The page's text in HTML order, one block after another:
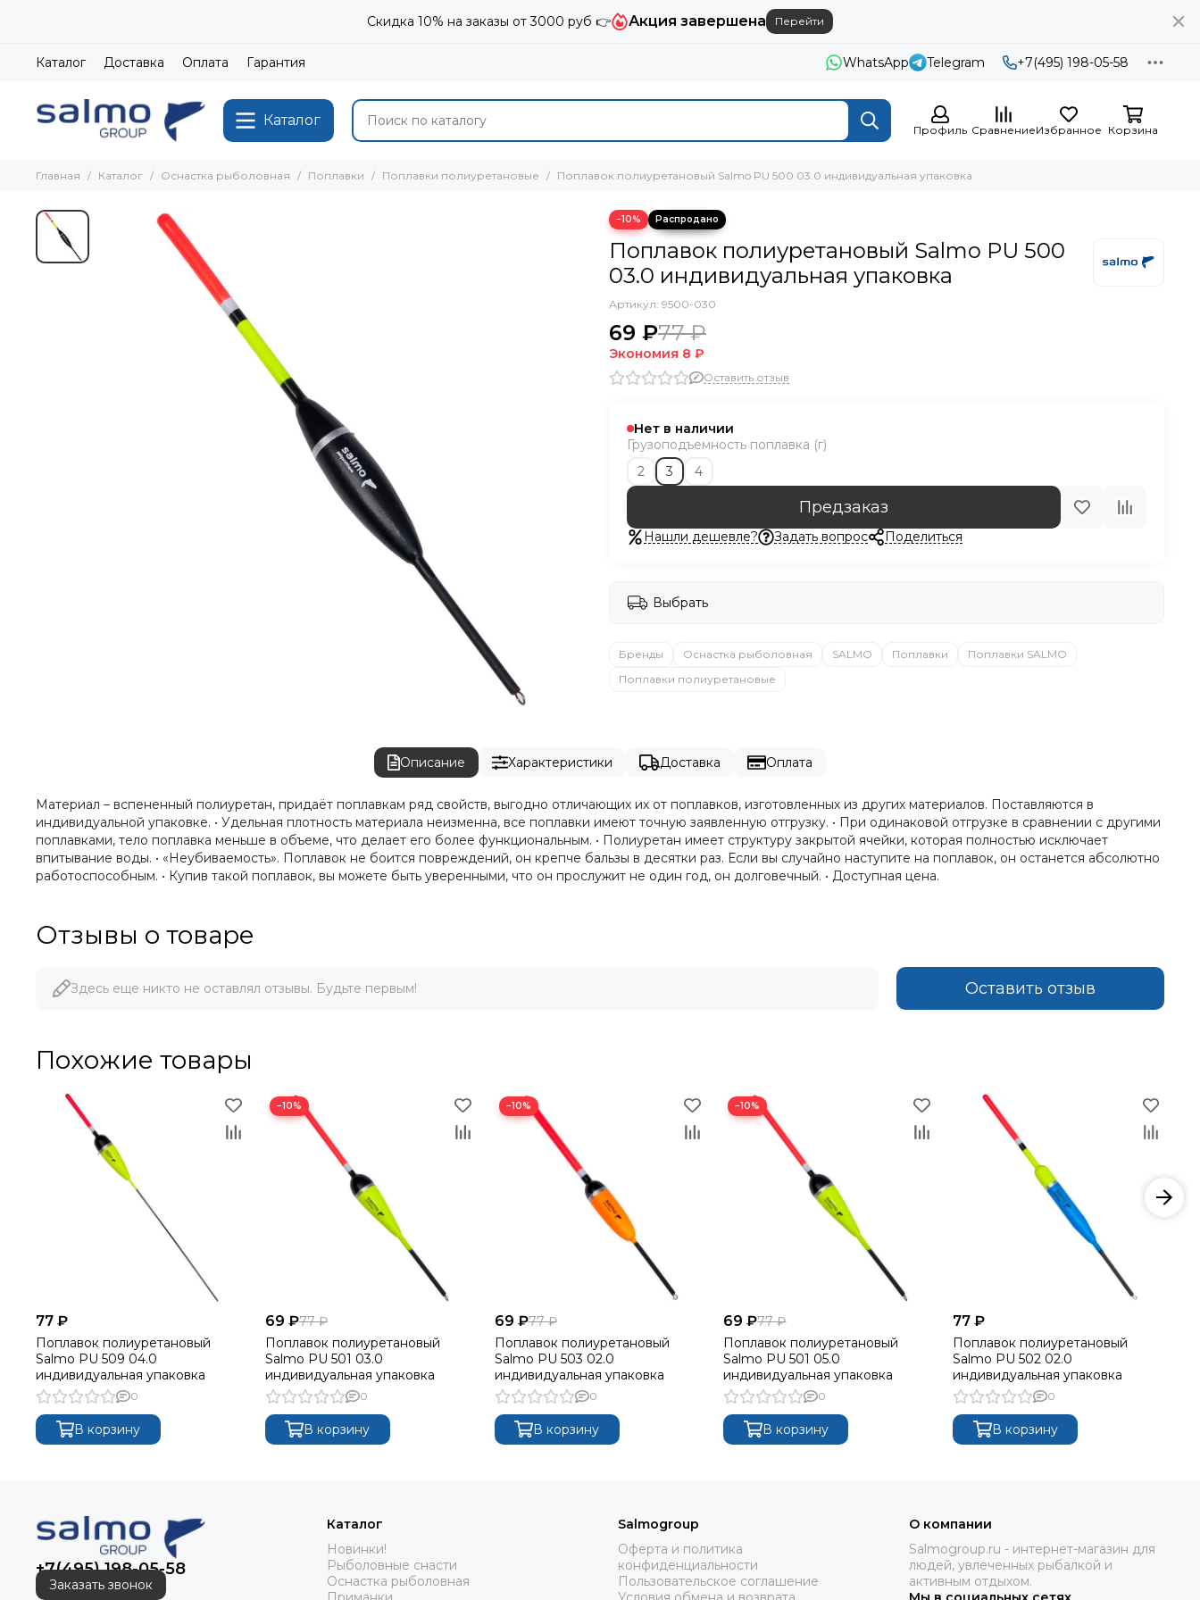
Скидка 10% на заказы от 3000 руб 👉 Акция завершена Перейти
Каталог Доставка Оплата Гарантия WhatsApp Telegram +7(495) 198-05-58
Каталог
Профиль СравнениеИзбранное Корзина
Главная Каталог Оснастка рыболовная Поплавки Поплавки полиуретановые Поплавок полиуретановый Salmo PU 500 03.0 индивидуальная упаковка
−10%
Поплавок полиуретановый Salmo PU 500
03.0 индивидуальная упаковка
Артикул: 9500-030
69 ₽77 ₽
Экономия 8 ₽
Оставить отзыв
Нет в наличии
Грузоподъемность поплавка (г)
2
3 4
Предзаказ
Нашли дешевле? Задать вопрос Поделиться
Выбрать
Бренды Оснастка рыболовная SALMO Поплавки
Поплавки SALMO
Поплавки полиуретановые
Описание Характеристики Доставка Оплата
Материал – вспененный полиуретан, придаёт поплавкам ряд свойств, выгодно отличающих их от поплавков, изготовленных из других материалов. Поставляются в
индивидуальной упаковке. • Удельная плотность материала неизменна, все поплавки имеют точную заявленную отгрузку. • При одинаковой отгрузке в сравнении с другими
поплавками, тело поплавка меньше в объеме, что делает его более функциональным. • Полиуретан имеет структуру закрытой ячейки, которая полностью исключает
впитывание воды. • «Неубиваемость». Поплавок не боится повреждений, он крепче бальзы в десятки раз. Если вы случайно наступите на поплавок, он останется абсолютно
работоспособным. • Купив такой поплавок, вы можете быть уверенными, что он прослужит не один год, он долговечный. • Доступная цена.
Отзывы о товаре
Здесь еще никто не оставлял отзывы. Будьте первым! Оставить отзыв
Похожие товары
77 ₽
Поплавок полиуретановый
Salmo PU 509 04.0
индивидуальная упаковка
0
В корзину
−10%
69 ₽77 ₽
Поплавок полиуретановый
Salmo PU 501 03.0
индивидуальная упаковка
0
В корзину
−10%
69 ₽77 ₽
Поплавок полиуретановый
Salmo PU 503 02.0
индивидуальная упаковка
0
В корзину
−10%
69 ₽77 ₽
Поплавок полиуретановый
Salmo PU 501 05.0
индивидуальная упаковка
0
В корзину
77 ₽
Поплавок полиуретановый
Salmo PU 502 02.0
индивидуальная упаковка
0
В корзину
+7(495) 198-05-58
Заказать звонок
Каталог
Новинки!
Рыболовные снасти
Оснастка рыболовная
Salmogroup
Оферта и политика
конфиденциальности
Пользовательское соглашение
О компании
Salmogroup.ru - интернет-магазин для
людей, увлеченных рыбалкой и
активным отдыхом.